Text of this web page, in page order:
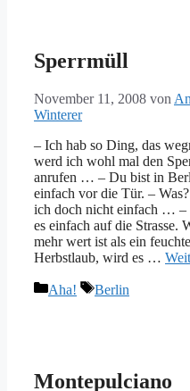
Sperrmüll
November 11, 2008 von
Winterer
– Ich hab so Ding, das
werd ich wohl mal den
anrufen … – Du bist in
einfach vor die Tür. –
ich doch nicht einfach … –
es einfach auf die Strasse.
mehr wert ist als ein
Herbstlaub, wird es …
Kategorien
Aha! Schlagwörter
Berlin
Montepulciano